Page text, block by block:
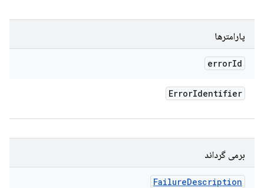
پارامترها
errorId
ErrorIdentifier
برمی گرداند
FailureDescription